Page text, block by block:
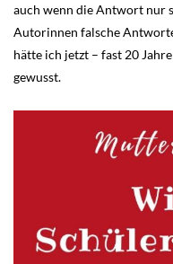
auch wenn die Antwort nur
Autorinnen falsche
hätte ich jetzt – fast 20
gewusst.